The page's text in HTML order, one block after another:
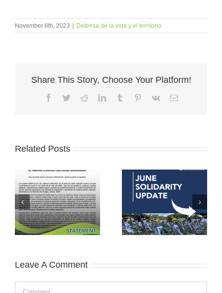
November 6th, 2023 Defensa de la vida y el territorio
Share This Story, Choose Your Platform!
Facebook
TwitterRedditLinkedInTumblr Pinterest
Vk Email
Related Posts
Leave A Comment